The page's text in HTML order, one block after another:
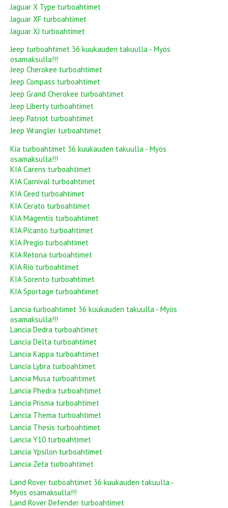
Jaguar X Type turboahtimet
Jaguar XF turboahtimet
Jaguar XJ turboahtimet
Jeep turboahtimet 36 kuukauden takuulla - Myös
osamaksulla!!!
Jeep Cherokee turboahtimet
Jeep Compass turboahtimet
Jeep Grand Cherokee turboahtimet
Jeep Liberty turboahtimet
Jeep Patriot turboahtimet
Jeep Wrangler turboahtimet
Kia turboahtimet 36 kuukauden takuulla - Myös
osamaksulla!!!
KIA Carens turboahtimet
KIA Carnival turboahtimet
KIA Ceed turboahtimet
KIA Cerato turboahtimet
KIA Magentis turboahtimet
KIA Picanto turboahtimet
KIA Pregio turboahtimet
KIA Retona turboahtimet
KIA Rio turboahtimet
KIA Sorento turboahtimet
KIA Sportage turboahtimet
Lancia turboahtimet 36 kuukauden takuulla - Myös
osamaksulla!!!
Lancia Dedra turboahtimet
Lancia Delta turboahtimet
Lancia Kappa turboahtimet
Lancia Lybra turboahtimet
Lancia Musa turboahtimet
Lancia Phedra turboahtimet
Lancia Prisma turboahtimet
Lancia Thema turboahtimet
Lancia Thesis turboahtimet
Lancia Y10 turboahtimet
Lancia Ypsilon turboahtimet
Lancia Zeta turboahtimet
Land Rover turboahtimet 36 kuukauden takuulla -
Myös osamaksulla!!!
Land Rover Defender turboahtimet